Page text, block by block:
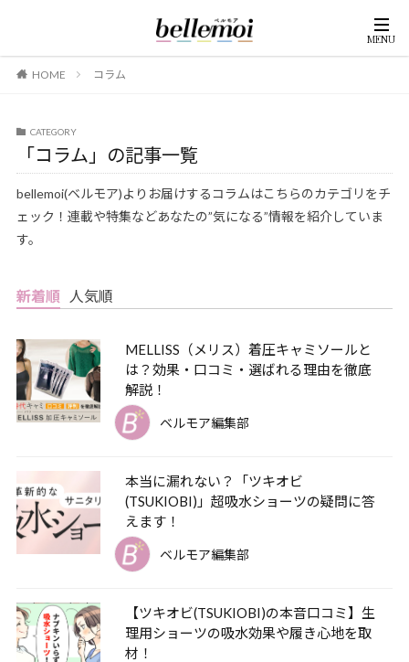
HOME コラム
CATEGORY
「コラム」の記事一覧
bellemoi(ベルモア)よりお届けするコラムはこちらのカテゴリをチ
ェック！連載や特集などあなたの”気になる”情報を紹介していま
す。
新着順 人気順
MELLISS（メリス）着圧キャミソールと
は？効果・口コミ・選ばれる理由を徹底
解説！
ベルモア編集部
本当に漏れない？「ツキオビ
(TSUKIOBI)」超吸水ショーツの疑問に答
えます！
ベルモア編集部
【ツキオビ(TSUKIOBI)の本音口コミ】生
理用ショーツの吸水効果や履き心地を取
材！